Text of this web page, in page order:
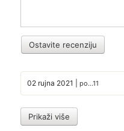
Ostavite recenziju
02 rujna 2021 po...11
Prikaži više